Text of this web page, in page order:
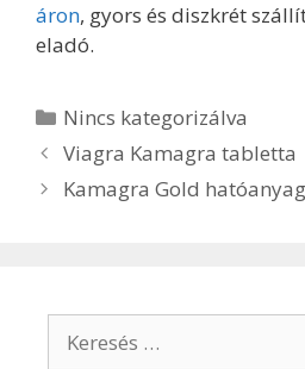
áron, gyors és diszkrét
eladó.
Kategória
Nincs kategorizálva
Bejegyzés
navigáció
Viagra Kamagra tabletta
Kamagra Gold hatóanyag